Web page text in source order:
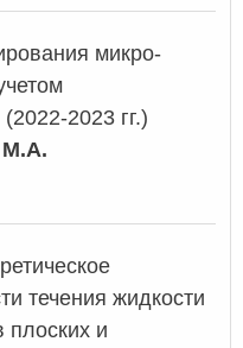
микро-
2023 гг.)
М.А.
течения жидкости
плоских и